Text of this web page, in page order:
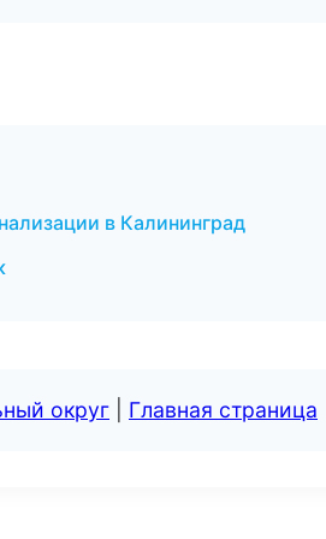
в Калининград
округ Главная страница